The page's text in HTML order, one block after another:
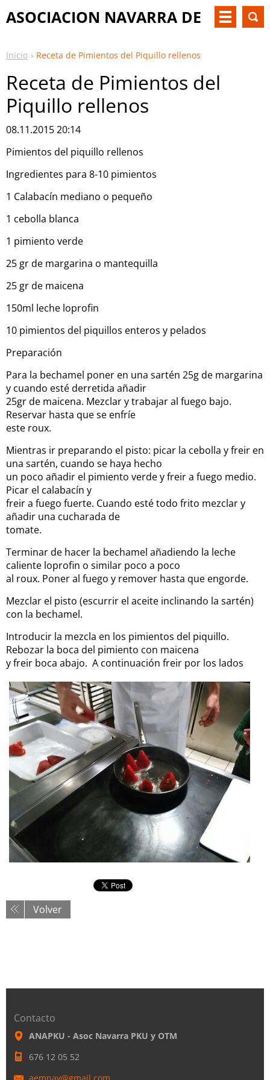
ASOCIACION NAVARRA DE
Inicio Receta de Pimientos del Piquillo rellenos
Receta de Pimientos del
Piquillo rellenos
08.11.2015 20:14
Pimientos del piquillo rellenos
Ingredientes para 8-10 pimientos
1 Calabacín mediano o pequeño
1 cebolla blanca
1 pimiento verde
25 gr de margarina o mantequilla
25 gr de maicena
150ml leche loprofin
10 pimientos del piquillos enteros y pelados
Preparación
Para la bechamel poner en una sartén 25g de margarina
y cuando esté derretida añadir
25gr de maicena. Mezclar y trabajar al fuego bajo.
Reservar hasta que se enfríe
este roux.
Mientras ir preparando el pisto: picar la cebolla y freir en
una sartén, cuando se haya hecho
un poco añadir el pimiento verde y freir a fuego medio.
Picar el calabacín y
freir a fuego fuerte. Cuando esté todo frito mezclar y
añadir una cucharada de
tomate.
Terminar de hacer la bechamel añadiendo la leche
caliente loprofin o similar poco a poco
al roux. Poner al fuego y remover hasta que engorde.
Mezclar el pisto (escurrir el aceite inclinando la sartén)
con la bechamel.
Introducir la mezcla en los pimientos del piquillo.
Rebozar la boca del pimiento con maicena
y freir boca abajo. A continuación freir por los lados
Volver
Contacto
ANAPKU - Asoc Navarra PKU y OTM
676 12 05 52